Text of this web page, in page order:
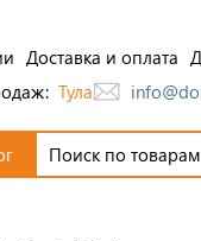
Доставка и оплата
Тула